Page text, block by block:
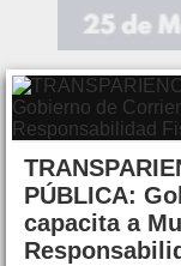
PÚBLICA:
capacita a